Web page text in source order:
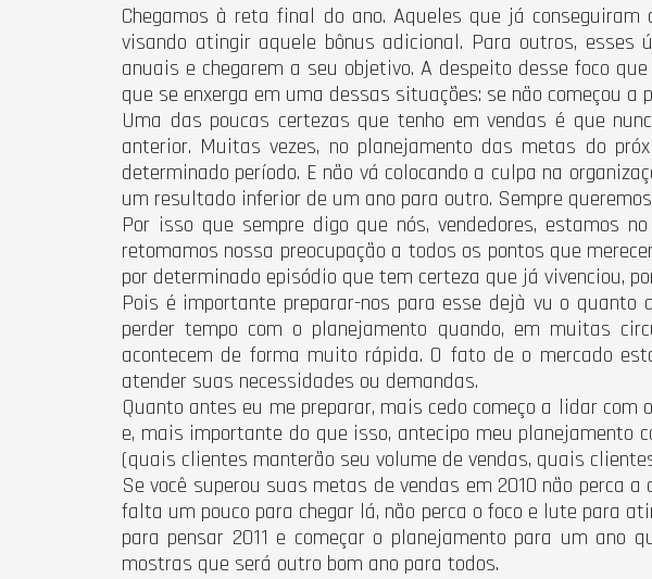
Chegamos à reta final do ano. Aqueles que já
visando atingir aquele bônus adicional. Para outros,
anuais e chegarem a seu objetivo. A despeito desse foco
que se enxerga em uma dessas situações: se não começou a
Uma das poucas certezas que tenho em vendas é que
anterior. Muitas vezes, no planejamento das metas do
determinado período. E não vá colocando a culpa na
um resultado inferior de um ano para outro. Sempre
Por isso que sempre digo que nós, vendedores, estamos
retomamos nossa preocupação a todos os pontos que
por determinado episódio que tem certeza que já vivenciou,
Pois é importante preparar-nos para esse dejà vu o
perder tempo com o planejamento quando, em muitas
acontecem de forma muito rápida. O fato de o mercado
atender suas necessidades ou demandas.
Quanto antes eu me preparar, mais cedo começo a lidar
e, mais importante do que isso, antecipo meu planejamento
(quais clientes manterão seu volume de vendas, quais
Se você superou suas metas de vendas em 2010 não perca
falta um pouco para chegar lá, não perca o foco e lute para
para pensar 2011 e começar o planejamento para um ano
mostras que será outro bom ano para todos.